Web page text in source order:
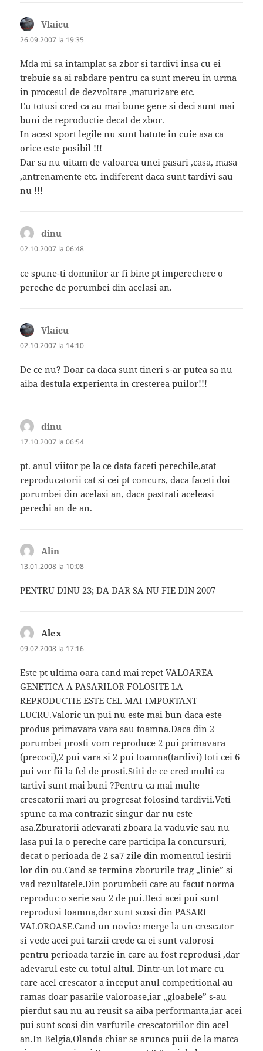
Vlaicu
26.09.2007 la 19:35
Mda mi sa intamplat sa zbor si tardivi insa cu ei
trebuie sa ai rabdare pentru ca sunt mereu in urma
in procesul de dezvoltare ,maturizare etc.
Eu totusi cred ca au mai bune gene si deci sunt mai
buni de reproductie decat de zbor.
In acest sport legile nu sunt batute in cuie asa ca
orice este posibil !!!
Dar sa nu uitam de valoarea unei pasari ,casa, masa
,antrenamente etc. indiferent daca sunt tardivi sau
nu !!!
dinu
02.10.2007 la 06:48
ce spune-ti domnilor ar fi bine pt imperechere o
pereche de porumbei din acelasi an.
Vlaicu
02.10.2007 la 14:10
De ce nu? Doar ca daca sunt tineri s-ar putea sa nu
aiba destula experienta in cresterea puilor!!!
dinu
17.10.2007 la 06:54
pt. anul viitor pe la ce data faceti perechile,atat
reproducatorii cat si cei pt concurs, daca faceti doi
porumbei din acelasi an, daca pastrati aceleasi
perechi an de an.
Alin
13.01.2008 la 10:08
PENTRU DINU 23; DA DAR SA NU FIE DIN 2007
Alex
09.02.2008 la 17:16
Este pt ultima oara cand mai repet VALOAREA
GENETICA A PASARILOR FOLOSITE LA
REPRODUCTIE ESTE CEL MAI IMPORTANT
LUCRU.Valoric un pui nu este mai bun daca este
produs primavara vara sau toamna.Daca din 2
porumbei prosti vom reproduce 2 pui primavara
(precoci),2 pui vara si 2 pui toamna(tardivi) toti cei 6
pui vor fii la fel de prosti.Stiti de ce cred multi ca
tartivi sunt mai buni ?Pentru ca mai multe
crescatorii mari au progresat folosind tardivii.Veti
spune ca ma contrazic singur dar nu este
asa.Zburatorii adevarati zboara la vaduvie sau nu
lasa pui la o pereche care participa la concursuri,
decat o perioada de 2 sa7 zile din momentul iesirii
lor din ou.Cand se termina zborurile trag „linie” si
vad rezultatele.Din porumbeii care au facut norma
reproduc o serie sau 2 de pui.Deci acei pui sunt
reprodusi toamna,dar sunt scosi din PASARI
VALOROASE.Cand un novice merge la un crescator
si vede acei pui tarzii crede ca ei sunt valorosi
pentru perioada tarzie in care au fost reprodusi ,dar
adevarul este cu totul altul. Dintr-un lot mare cu
care acel crescator a inceput anul competitional au
ramas doar pasarile valoroase,iar „gloabele” s-au
pierdut sau nu au reusit sa aiba performanta,iar acei
pui sunt scosi din varfurile crescatoriilor din acel
an.In Belgia,Olanda chiar se arunca puii de la matca